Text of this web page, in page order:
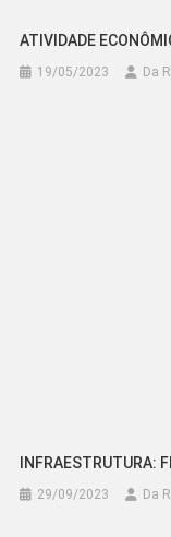
ATIVIDADE
19/05/2023 Da
INFRAESTRUTURA:
29/09/2023 Da